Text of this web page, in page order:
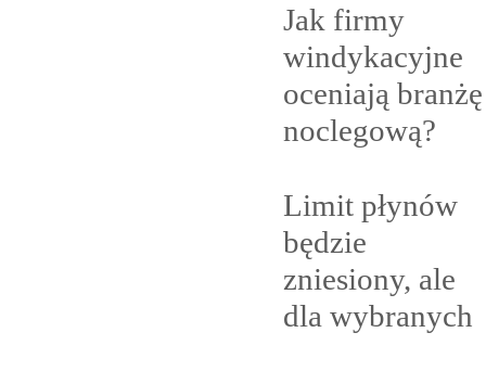
Jak firmy
windykacyjne
oceniają branżę
noclegową?
Limit płynów
będzie
zniesiony, ale
dla wybranych